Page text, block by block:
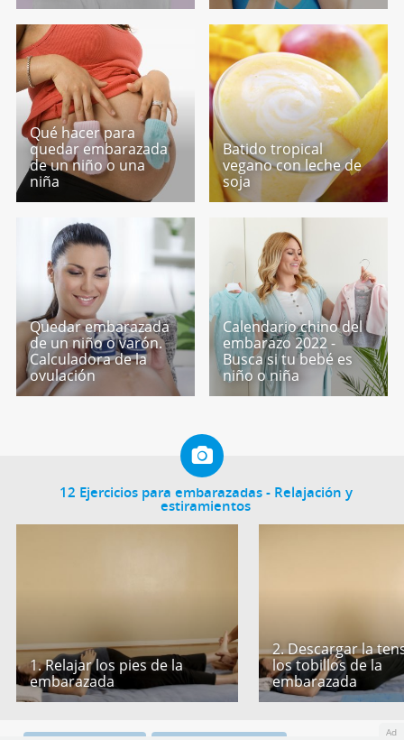
Qué hacer para
quedar embarazada
de un niño o una
niña
Batido tropical
vegano con leche de
soja
Quedar embarazada
de un niño o varón.
Calculadora de la
ovulación
Calendario chino del
embarazo 2022 -
Busca si tu bebé es
niño o niña
12 Ejercicios para embarazadas - Relajación y
estiramientos
1. Relajar los pies de la
embarazada
2. Descargar la
los tobillos de la
embarazada
Ad